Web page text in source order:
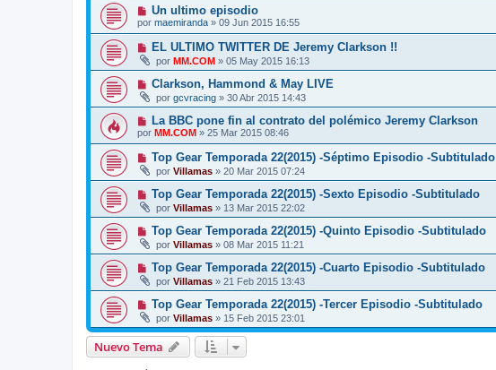
Un ultimo episodio
por maemiranda » 09 Jun 2015 16:55
EL ULTIMO TWITTER DE Jeremy Clarkson !!
por MM.COM » 05 May 2015 16:13
Clarkson, Hammond & May LIVE
por gcvracing » 30 Abr 2015 14:43
La BBC pone fin al contrato del polémico Jeremy Clarkson
por MM.COM » 25 Mar 2015 08:46
Top Gear Temporada 22(2015) -Séptimo Episodio -Subtitulado
por Villamas » 20 Mar 2015 07:24
Top Gear Temporada 22(2015) -Sexto Episodio -Subtitulado
por Villamas » 13 Mar 2015 22:02
Top Gear Temporada 22(2015) -Quinto Episodio -Subtitulado
por Villamas » 08 Mar 2015 11:21
Top Gear Temporada 22(2015) -Cuarto Episodio -Subtitulado
por Villamas » 21 Feb 2015 13:43
Top Gear Temporada 22(2015) -Tercer Episodio -Subtitulado
por Villamas » 15 Feb 2015 23:01
Nuevo Tema